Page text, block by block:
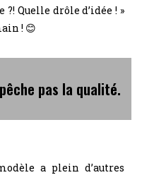
?! Quelle drôle d’idée ! »
! 😊
pas la qualité.
a plein d’autres